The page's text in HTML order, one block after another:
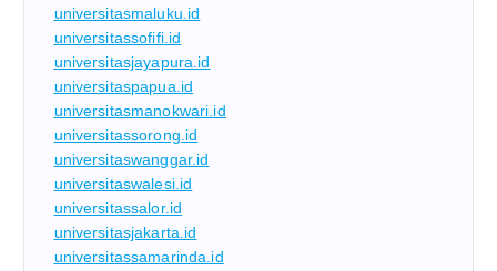
universitasmaluku.id
universitassofifi.id
universitasjayapura.id
universitaspapua.id
universitasmanokwari.id
universitassorong.id
universitaswanggar.id
universitaswalesi.id
universitassalor.id
universitasjakarta.id
universitassamarinda.id